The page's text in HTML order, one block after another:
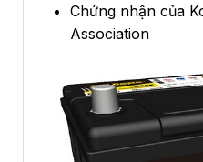
Chứng nhận của
Association